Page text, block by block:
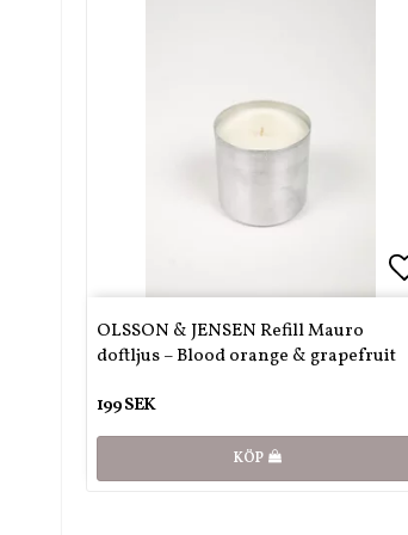
OLSSON & JENSEN Refill Mauro
doftljus – Blood orange & grapefruit
199 SEK
KÖP